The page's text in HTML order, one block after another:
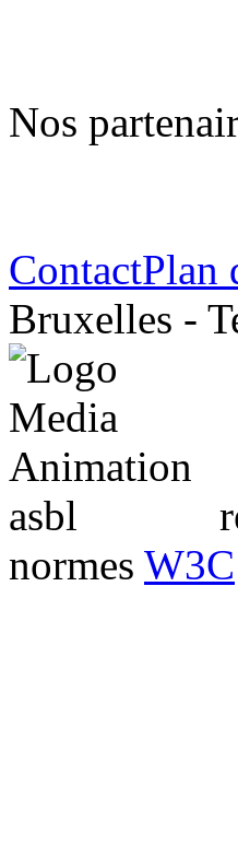
Nos
ContactPlan
Bruxelles -
normes W3C